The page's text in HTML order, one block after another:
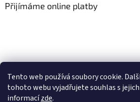
Tento web používá soubory cookie.
tohoto webu vyjadřujete souhlas s
informacízde.
Přijímáme online platby
www.fleg.cz